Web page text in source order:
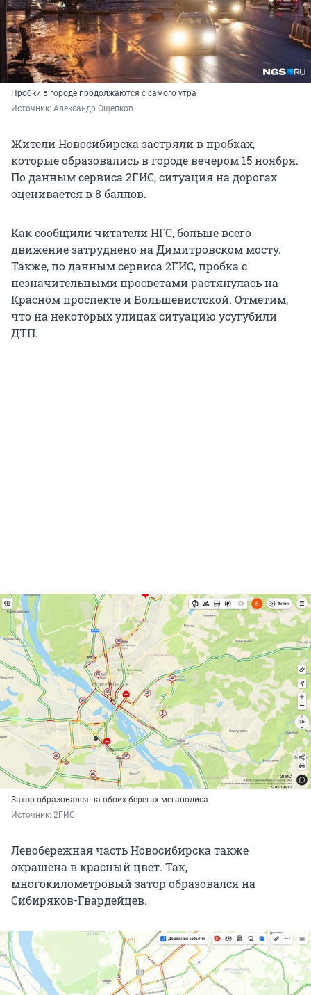
Пробки в городе продолжаются с самого утра
Источник: Александр Ощепков
Жители Новосибирска застряли в пробках,
которые образовались в городе вечером 15 ноября.
По данным сервиса 2ГИС, ситуация на дорогах
оценивается в 8 баллов.
Как сообщили читатели НГС, больше всего
движение затруднено на Димитровском мосту.
Также, по данным сервиса 2ГИС, пробка с
незначительными просветами растянулась на
Красном проспекте и Большевистской. Отметим,
что на некоторых улицах ситуацию усугубили
ДТП.
Затор образовался на обоих берегах мегаполиса
Источник: 2ГИС
Левобережная часть Новосибирска также
окрашена в красный цвет. Так,
многокилометровый затор образовался на
Сибиряков-Гвардейцев.